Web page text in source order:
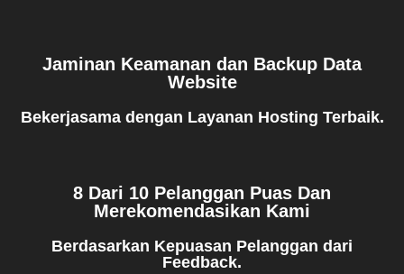
Jaminan Keamanan dan Backup Data
Website
Bekerjasama dengan Layanan Hosting Terbaik.
8 Dari 10 Pelanggan Puas Dan
Merekomendasikan Kami
Berdasarkan Kepuasan Pelanggan dari
Feedback.